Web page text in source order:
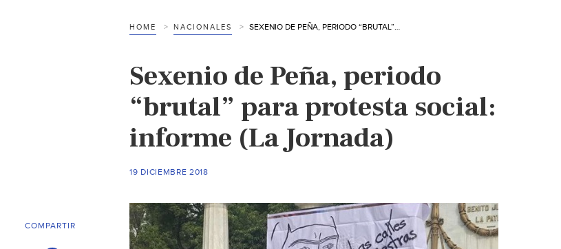
HOME NACIONALES SEXENIO DE PEÑA, PERIODO “BRUTAL” PARA PROTESTA SOCIAL: INFORME (LA JORNADA)
Sexenio de Peña, periodo
“brutal” para protesta social:
informe (La Jornada)
19 DICIEMBRE 2018
COMPARTIR